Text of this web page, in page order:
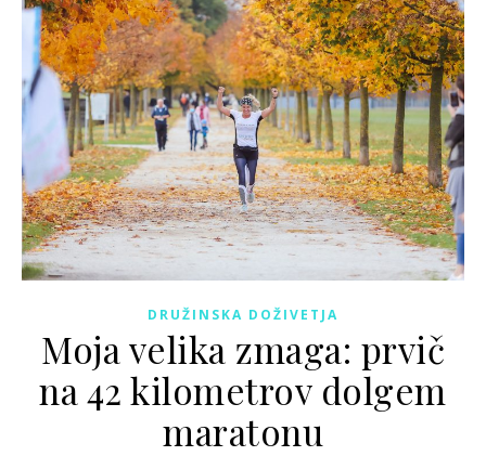
DRUŽINSKA DOŽIVETJA
Moja velika zmaga: prvič
na 42 kilometrov dolgem
maratonu